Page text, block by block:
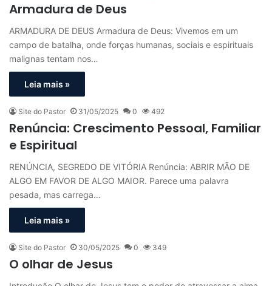
Armadura de Deus
ARMADURA DE DEUS Armadura de Deus: Vivemos em um
campo de batalha, onde forças humanas, sociais e espirituais
malignas tentam nos…
Leia mais »
Site do Pastor 31/05/2025 0 492
Renúncia: Crescimento Pessoal, Familiar
e Espiritual
RENÚNCIA, SEGREDO DE VITÓRIA Renúncia: ABRIR MÃO DE
ALGO EM FAVOR DE ALGO MAIOR. Parece uma palavra
pesada, mas carrega…
Leia mais »
Site do Pastor 30/05/2025 0 349
O olhar de Jesus